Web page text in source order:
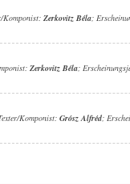
Komponist: Zerkovitz Béla;
Zerkovitz Béla;
Komponist: Grósz Alfréd;